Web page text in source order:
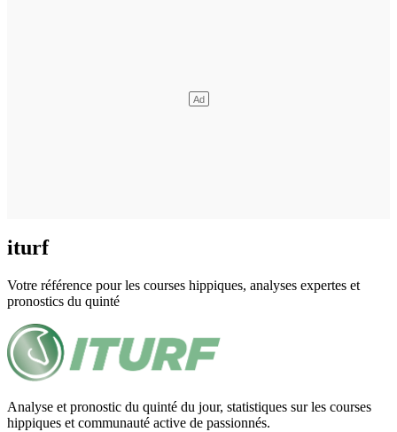
iturf
Votre référence pour les courses hippiques, analyses expertes et
pronostics du quinté
Analyse et pronostic du quinté du jour, statistiques sur les courses
hippiques et communauté active de passionnés.